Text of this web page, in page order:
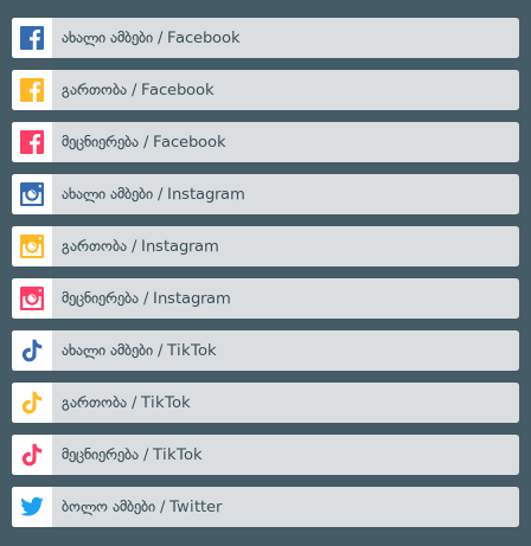
ახალი ამბები / Facebook
გართობა / Facebook
მეცნიერება / Facebook
ახალი ამბები / Instagram
გართობა / Instagram
მეცნიერება / Instagram
ახალი ამბები / TikTok
გართობა / TikTok
მეცნიერება / TikTok
ბოლო ამბები / Twitter